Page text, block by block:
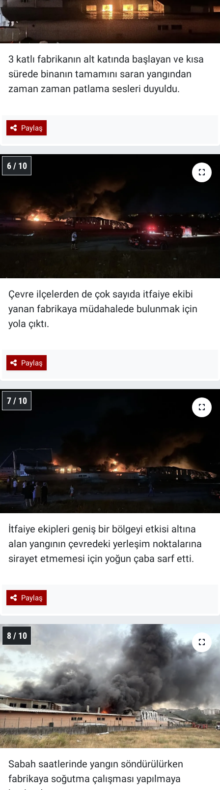
3 katlı fabrikanın alt katında başlayan ve kısa
sürede binanın tamamını saran yangından
zaman zaman patlama sesleri duyuldu.
Paylaş
6 / 10
Çevre ilçelerden de çok sayıda itfaiye ekibi
yanan fabrikaya müdahalede bulunmak için
yola çıktı.
Paylaş
7 / 10
İtfaiye ekipleri geniş bir bölgeyi etkisi altına
alan yangının çevredeki yerleşim noktalarına
sirayet etmemesi için yoğun çaba sarf etti.
Paylaş
8 / 10
Sabah saatlerinde yangın söndürülürken
fabrikaya soğutma çalışması yapılmaya